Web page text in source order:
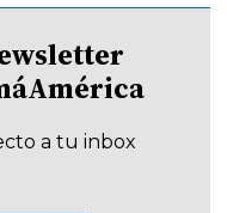
a tu inbox